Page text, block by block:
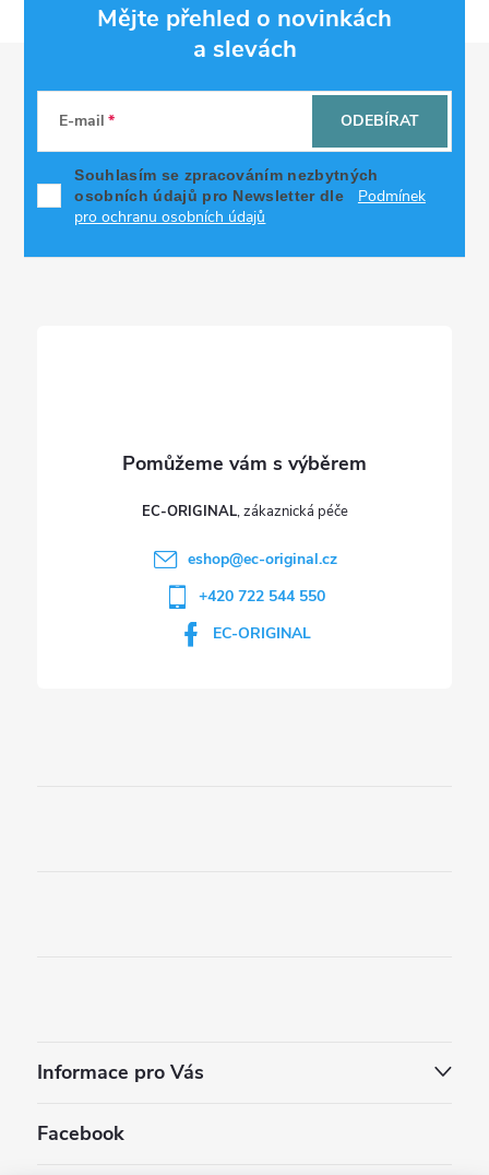
Mějte přehled o novinkách
a slevách
E-mail
Souhlasím se zpracováním nezbytných
osobních údajů pro Newsletter dle
Podmínek
pro ochranu osobních údajů
ODEBÍRAT
EC-ORIGINAL
eshop@ec-original.cz
+420 722 544 550
EC-ORIGINAL
Informace pro Vás
Facebook